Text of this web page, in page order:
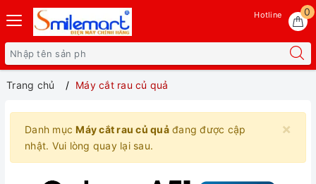
0
Hotline
Trang chủ Máy cắt rau củ quả
×
Danh mụcMáy cắt rau củ quảđang được cập
nhật. Vui lòng quay lại sau.